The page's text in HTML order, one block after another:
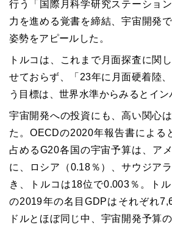
行う「国際月科学研究ステーショ
力を進める覚書を締結、宇宙開発
姿勢をアピールした。
トルコは、これまで月面探査に関
せておらず、「23年に月面硬着陸
う目標は、世界水準からみるとイン
宇宙開発への投資にも、高い関心
た。OECDの2020年報告書による
占めるG20各国の宇宙予算は、ア
に、ロシア（0.18％）、サウジア
き、トルコは18位で0.003％。ト
の2019年の名目GDPはそれぞれ
ドルとほぼ同じ中、宇宙開発予算